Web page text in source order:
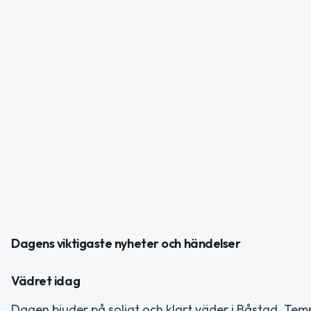
Dagens viktigaste nyheter och händelser
Vädret idag